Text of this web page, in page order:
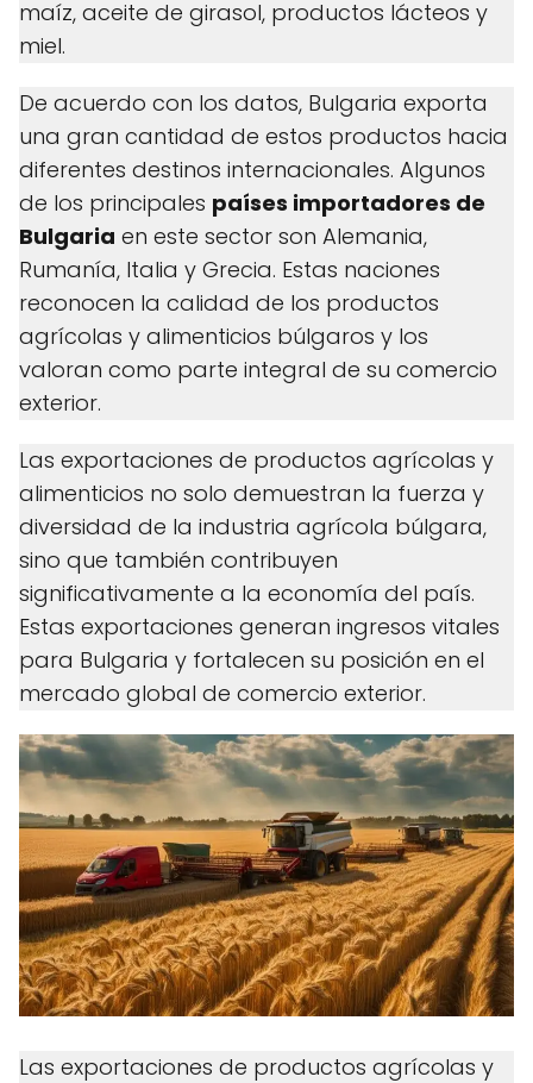
maíz, aceite de girasol, productos lácteos y
miel.
De acuerdo con los datos, Bulgaria exporta
una gran cantidad de estos productos hacia
diferentes destinos internacionales. Algunos
de los principales países importadores de
Bulgaria en este sector son Alemania,
Rumanía, Italia y Grecia. Estas naciones
reconocen la calidad de los productos
agrícolas y alimenticios búlgaros y los
valoran como parte integral de su comercio
exterior.
Las exportaciones de productos agrícolas y
alimenticios no solo demuestran la fuerza y
diversidad de la industria agrícola búlgara,
sino que también contribuyen
significativamente a la economía del país.
Estas exportaciones generan ingresos vitales
para Bulgaria y fortalecen su posición en el
mercado global de comercio exterior.
Las exportaciones de productos agrícolas y